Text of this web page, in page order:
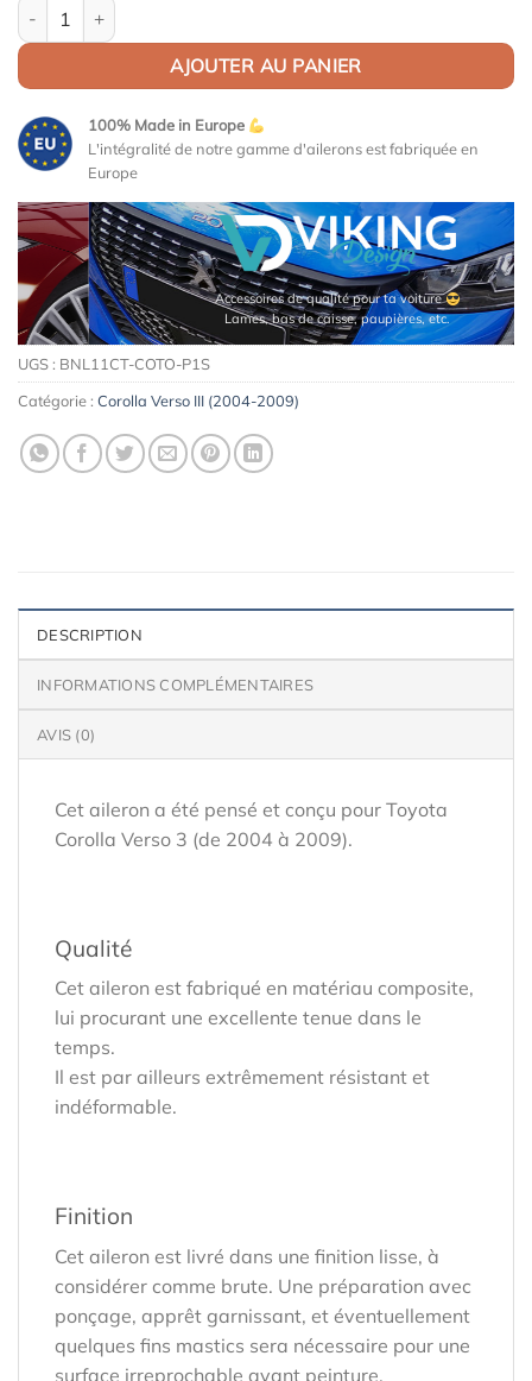
quantité de Aileron / Becquet TTE Replica pour Toyota Corolla
AJOUTER AU PANIER
100% Made in Europe
L'intégralité de notre gamme d'ailerons est fabriquée en
Europe
Accessoires de qualité pour ta voiture
Lames, bas de caisse, paupières, etc.
UGS : BNL11CT-COTO-P1S
Catégorie : Corolla Verso III (2004-2009)
DESCRIPTION
INFORMATIONS COMPLÉMENTAIRES
AVIS (0)
Cet aileron a été pensé et conçu pour Toyota
Corolla Verso 3 (de 2004 à 2009).
Qualité
Cet aileron est fabriqué en matériau composite,
lui procurant une excellente tenue dans le
temps.
Il est par ailleurs extrêmement résistant et
indéformable.
Finition
Cet aileron est livré dans une finition lisse, à
considérer comme brute. Une préparation avec
ponçage, apprêt garnissant, et éventuellement
quelques fins mastics sera nécessaire pour une
surface irreprochable avant peinture.